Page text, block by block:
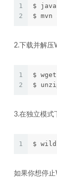
1
2
$
$
2.下载并解压
1
2
$
$
3.在独立模式
1 $
如果你想停止